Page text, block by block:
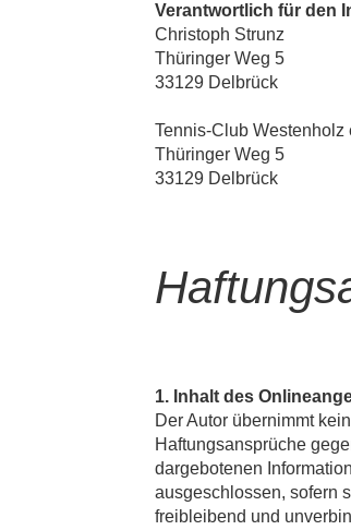
Verantwortlich für den
Christoph Strunz
Thüringer Weg 5
33129 Delbrück
Tennis-Club Westenholz
Thüringer Weg 5
33129 Delbrück
1. Inhalt des
Der Autor übernimmt
Haftungsansprüche
dargebotenen
ausgeschlossen, sofern
freibleibend und